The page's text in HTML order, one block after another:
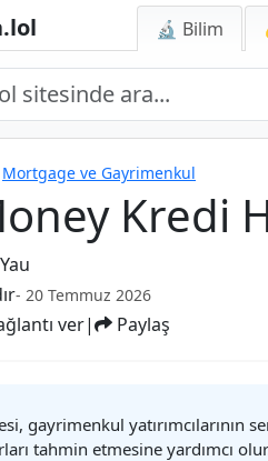
🔬 Bilim
Mortgage ve Gayrimenkul
Kredi
- 20 Temmuz 2026
ver| Paylaş
gayrimenkul
tahmin etmesine yardımcı